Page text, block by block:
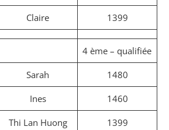
Claire 1399
4 ème – qualifiée
Sarah 1480
Ines 1460
Thi Lan Huong 1399